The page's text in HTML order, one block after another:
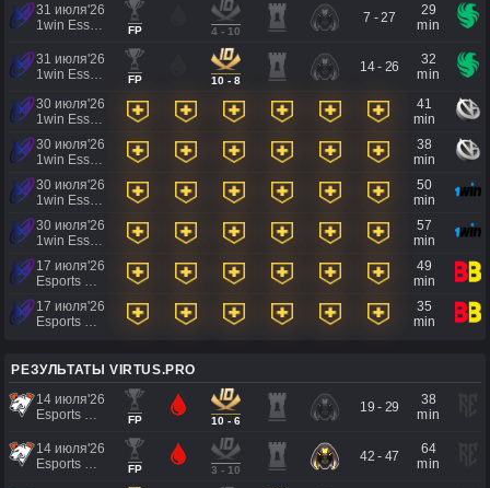
31 июля'26
1win Essence II
FP 4 - 10
7 - 27
29
min
31 июля'26
1win Essence II
FP 10 - 8
14 - 26
32
min
30 июля'26
1win Essence II
41
min
30 июля'26
1win Essence II
38
min
30 июля'26
1win Essence II
50
min
30 июля'26
1win Essence II
57
min
17 июля'26
Esports World Cup 2026
49
min
17 июля'26
Esports World Cup 2026
35
min
РЕЗУЛЬТАТЫ VIRTUS.PRO
14 июля'26
Esports World Cup 2026
FP 10 - 6
19 - 29
38
min
14 июля'26
Esports World Cup 2026
FP 3 - 10
42 - 47
64
min